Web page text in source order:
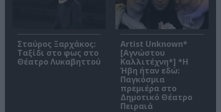
Σταύρος Ξαρχάκος:
Ταξίδι στο φως στο
Θέατρο Λυκαβηττού
Artist Unknown*
[Αγνώστου
Καλλιτέχνη*] *Η
Ήβη ήταν εδώ:
Παγκόσμια
πρεμιέρα στο
Δημοτικό Θέατρο
Πειραιά